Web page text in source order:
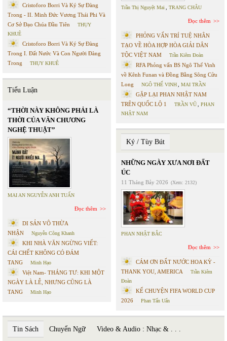
Cristoforo Borri Và Ký Sự Đàng
Trong - II. Minh Đức Vương Thái Phi Và
Cơ Sở Đạo Chúa Đầu Tiên
THỤY
KHUÊ
Cristoforo Borri Và Ký Sự Đàng
Trong I. Đất Nước Và Con Người Đàng
Trong
THỤY KHUÊ
Tiểu Luận
“THỜI NÀY KHÔNG PHẢI LÀ
THỜI CỦA VĂN CHƯƠNG
NGHỆ THUẬT”
MAI AN NGUYỄN ANH TUẤN
Đọc thêm
DI SẢN VÔ THỪA
NHẬN
Nguyễn Công Khanh
KHI NHÀ VĂN NGỪNG VIẾT:
CÁI CHẾT KHÔNG CÓ ĐÁM
TANG
Minh Hạo
Việt Nam- THÁNG TƯ: KHI MỘT
NGÀY LÀ LỄ, NHƯNG CŨNG LÀ
TANG
Minh Hạo
Trần Thị Nguyệt Mai TRANG CHÂU
Đọc thêm
PHỎNG VẤN TRÍ TUỆ NHÂN
TẠO VỀ HÒA HỢP HÒA GIẢI DÂN
TỘC VIỆT NAM
Trần Kiêm Đoàn
RFA Phỏng vấn BS Ngô Thế Vinh
về Kênh Funan và Đồng Bằng Sông Cửu
Long
NGÔ THẾ VINH MAI TRẦN
GẶP LẠI PHAN NHẬT NAM
TRÊN QUỐC LỘ 1
TRẦN VŨ
PHAN
NHẬT NAM
Ký / Tùy Bút
NHỮNG NGÀY XƯA NƠI ĐẤT
ÚC
11 Tháng Bảy 2026 (Xem: 2132)
PHAN NHẬT BẮC
Đọc thêm
CÁM ƠN ĐẤT NƯỚC HOA KỲ -
THANK YOU, AMERICA
Trần Kiêm
Đoàn
KỂ CHUYỆN FIFA WORLD CUP
2026
Phan Tấn Uẩn
Tin Sách Chuyển Ngữ Video & Audio : Nhạc & . . .